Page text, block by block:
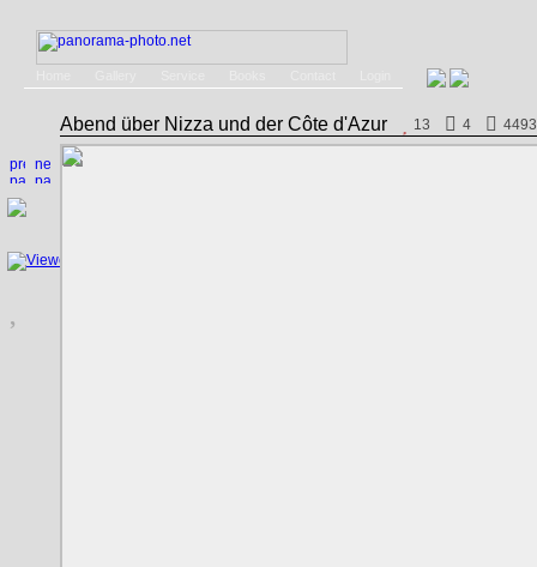
Abend über Nizza und der Côte d'Azur 13 4 4493